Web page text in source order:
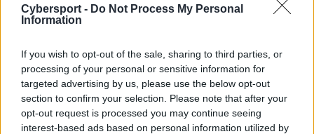
Cybersport - Do Not Process My Personal
Information
If you wish to opt-out of the sale, sharing to third parties, or
processing of your personal or sensitive information for
targeted advertising by us, please use the below opt-out
section to confirm your selection. Please note that after your
opt-out request is processed you may continue seeing
interest-based ads based on personal information utilized by
Lux
Świetlista Osobliwość (E):
Większe obrażenia (z 60-240 +60% AP na
60-260 pkt +70% AP)